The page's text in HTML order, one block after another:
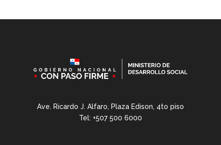
Ave. Ricardo J. Alfaro, Plaza Edison, 4to piso
Tel: +507 500 6000